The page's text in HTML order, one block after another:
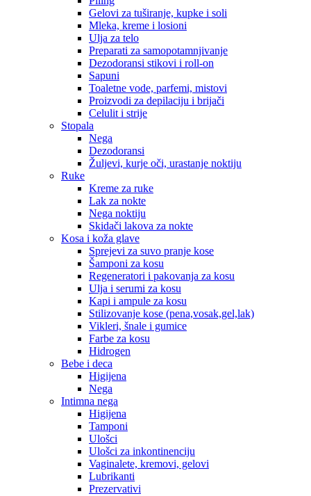
Gelovi za tuširanje, kupke i soli
Mleka, kreme i losioni
Ulja za telo
Preparati za samopotamnjivanje
Dezodoransi stikovi i roll-on
Sapuni
Toaletne vode, parfemi, mistovi
Proizvodi za depilaciju i brijači
Celulit i strije
Stopala
Nega
Dezodoransi
Žuljevi, kurje oči, urastanje noktiju
Ruke
Kreme za ruke
Lak za nokte
Nega noktiju
Skidači lakova za nokte
Kosa i koža glave
Sprejevi za suvo pranje kose
Šamponi za kosu
Regeneratori i pakovanja za kosu
Ulja i serumi za kosu
Kapi i ampule za kosu
Stilizovanje kose (pena,vosak,gel,lak)
Vikleri, šnale i gumice
Farbe za kosu
Hidrogen
Bebe i deca
Higijena
Nega
Intimna nega
Higijena
Tamponi
Ulošci
Ulošci za inkontinenciju
Vaginalete, kremovi, gelovi
Lubrikanti
Prezervativi